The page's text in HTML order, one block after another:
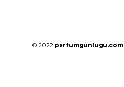
© 2022 parfumgunlugu.com